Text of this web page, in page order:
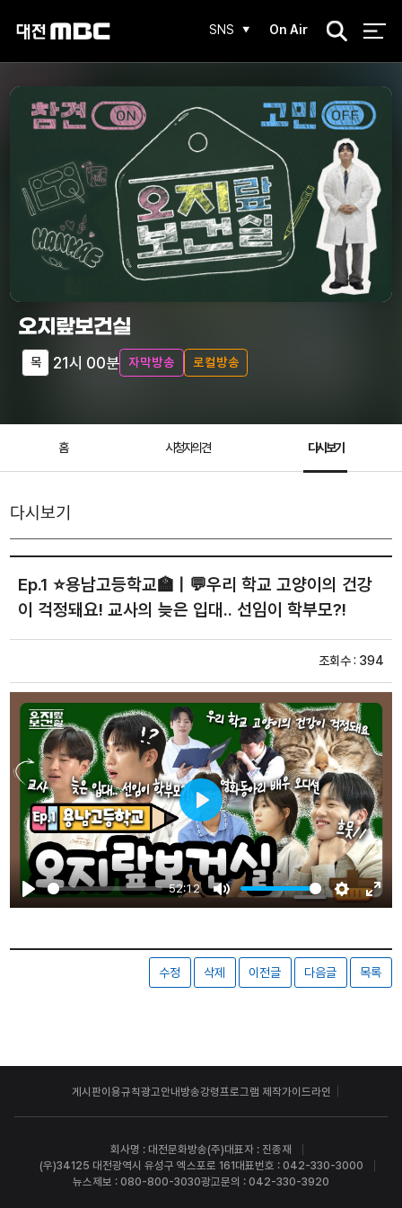
SNS On Air
검
오지랖보건실
목 21시 00분 자막방송 로컬방송
홈 시청자의견 다시보기
다시보기
Ep.1 ⭐용남고등학교🏫 | 💬우리 학교 고양이의 건강
이 걱정돼요! 교사의 늦은 입대.. 선임이 학부모?!
조회수 : 394
Play
52:12
Mute Settings
Play
수정 삭제 이전글 다음글 목록
게시판이용규칙광고안내방송강령 프로그램 제작가이드라인
회사명 : 대전문화방송(주)대표자 : 진종재
(우)34125 대전광역시 유성구 엑스포로 161대표번호 : 042-330-3000
뉴스제보 : 080-800-3030광고문의 : 042-330-3920